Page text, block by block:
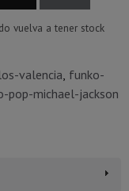
vuelva a tener stock
valencia funko-
pop-michael-jackson